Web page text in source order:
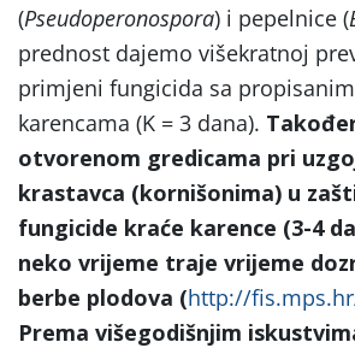
(Pseudoperonospora) i pepelnice (
prednost dajemo višekratnoj
primjeni fungicida sa
karencama (K = 3 dana).
otvorenom gredicama pri
krastavca (kornišonima) u
fungicide kraće karence (3-4
neko vrijeme traje vrijeme
berbe plodova (http://
Prema višegodišnjim